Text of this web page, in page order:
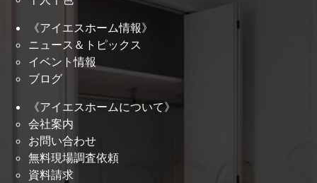
《アイエスホーム情報》
ニュース＆トピックス
イベント情報
ブログ
《アイエスホームについて》
会社案内
お問い合わせ
無料現場調査依頼
資料請求